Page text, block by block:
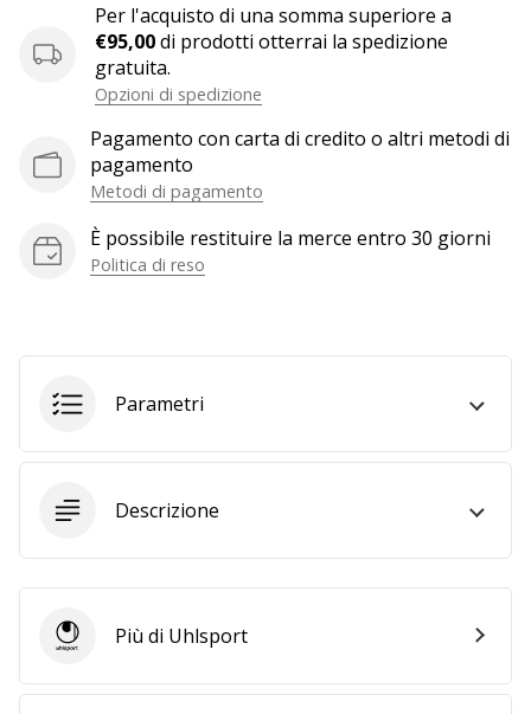
pagina
Facebook
forum
online?
che
generino
tutti gli
articoli
Per l'acquisto di una somma superiore a
€95,00di prodotti otterrai la spedizione
gratuita.
Opzioni di spedizione
Pagamento con carta di credito o altri metodi di
pagamento
Metodi di pagamento
È possibile restituire la merce entro 30 giorni
Politica di reso
Parametri
Descrizione
UhlsportPiù di Uhlsport